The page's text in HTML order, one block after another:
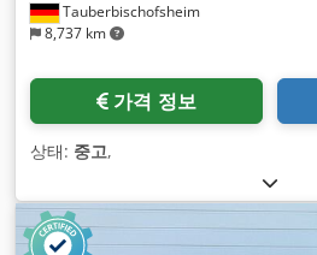
Tauberbischofsheim
8,737 km
가격 정보
상태: 중고,